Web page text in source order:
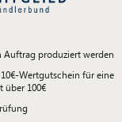
Auftrag produziert werden
Wertgutschein für eine
über 100€